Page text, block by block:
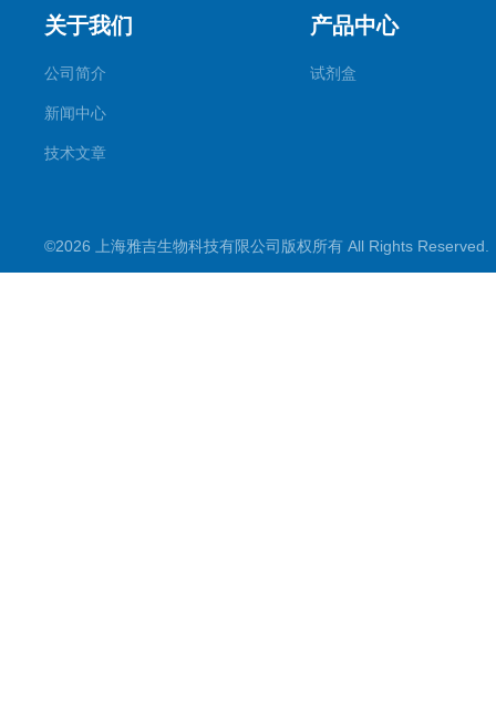
关于我们
公司简介
新闻中心
技术文章
产品中心
试剂盒
©2026 上海雅吉生物科技有限公司版权所有 All Rights